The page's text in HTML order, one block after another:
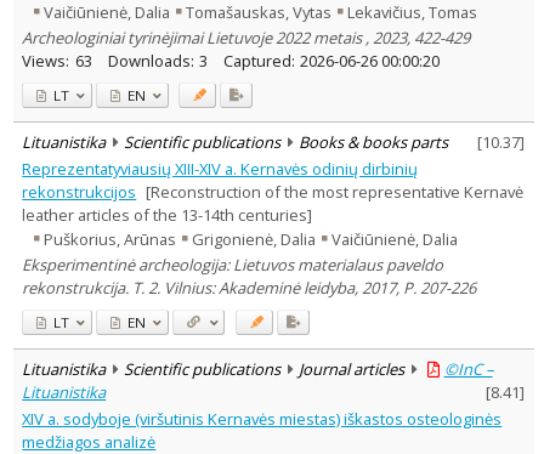
Vaičiūnienė, Dalia
Tomašauskas, Vytas
Lekavičius, Tomas
Archeologiniai tyrinėjimai Lietuvoje 2022 metais , 2023, 422-429
Views: 63 Downloads: 3 Captured: 2026-06-26 00:00:20
LT EN
Lituanistika Scientific publications Books & books parts [10.37]
Reprezentatyviausių XIII-XIV a. Kernavės odinių dirbinių
rekonstrukcijos [Reconstruction of the most representative Kernavė
leather articles of the 13-14th centuries]
Puškorius, Arūnas
Grigonienė, Dalia
Vaičiūnienė, Dalia
Eksperimentinė archeologija: Lietuvos materialaus paveldo
rekonstrukcija. T. 2. Vilnius: Akademinė leidyba, 2017, P. 207-226
LT EN
Lituanistika Scientific publications Journal articles
©InC –
Lituanistika
[8.41]
XIV a. sodyboje (viršutinis Kernavės miestas) iškastos osteologinės
medžiagos analizė